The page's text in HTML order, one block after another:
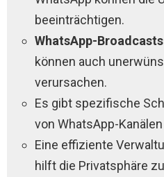
beeinträchtigen.
WhatsApp-Broadcasts
können auch
verursachen.
Es gibt spezifische
von WhatsApp-
Eine effiziente
hilft die Privatsphäre